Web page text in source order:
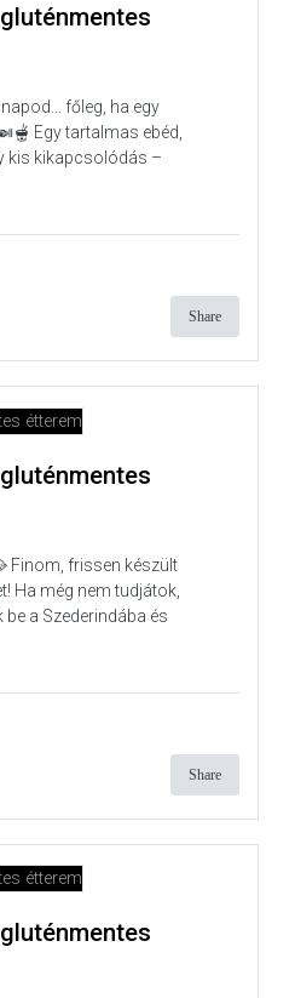
főleg, ha egy
Egy tartalmas ebéd,
kis kikapcsolódás –
Share
Finom, frissen készült
Ha még nem tudjátok,
a Szederindába és
Share